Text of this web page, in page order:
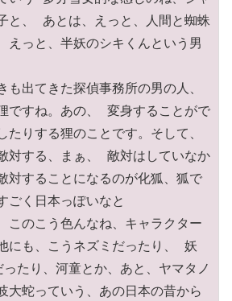
と、 あとは、えっと、人間と蜘蛛
えっと、半妖のシキくんという男
も出てきた探偵事務所の男の人、
ですね。あの、 変身することがで
たりする狸のことです。そして、
対する、まぁ、 敵対はしていなか
対することになるのが化狐、狐で
ごく日本っぽいなと
このこう色んなね、キャラクター
にも、こうネズミだったり、 妖
たり、河童とか、あと、ヤマタノ
大蛇っていう、あの日本の昔から